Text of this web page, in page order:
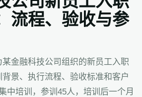
流程、验收与参
金融科技公司组织的新员工入职
景、执行流程、验收标准和客户
中培训，参训45人，培训后一个月